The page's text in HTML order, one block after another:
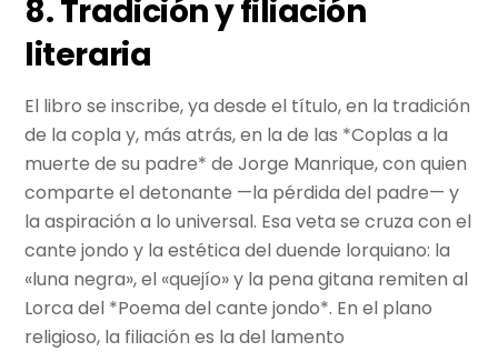
8. Tradición y filiación
literaria
El libro se inscribe, ya desde el título, en la tradición
de la copla y, más atrás, en la de las *Coplas a la
muerte de su padre* de Jorge Manrique, con quien
comparte el detonante —la pérdida del padre— y
la aspiración a lo universal. Esa veta se cruza con el
cante jondo y la estética del duende lorquiano: la
«luna negra», el «quejío» y la pena gitana remiten al
Lorca del *Poema del cante jondo*. En el plano
religioso, la filiación es la del lamento